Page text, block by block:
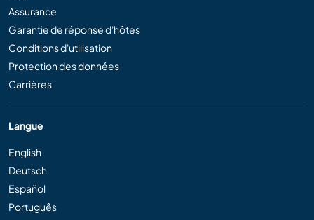
Assurance
Garantie de réponse d'hôtes
Conditions d'utilisation
Protection des données
Carrières
Langue
English
Deutsch
Español
Português